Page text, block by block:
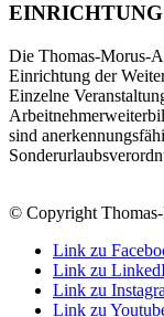
Die Thomas-Morus-
Einrichtung der
Einzelne
sind
© Copyright
Link zu
Link zu
Link zu
Link zu